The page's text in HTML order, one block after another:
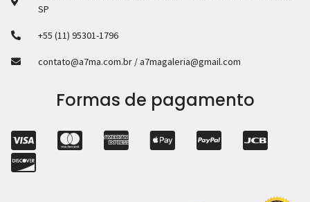
SP
+55 (11) 95301-1796
contato@a7ma.com.br / a7magaleria@gmail.com
Formas de pagamento